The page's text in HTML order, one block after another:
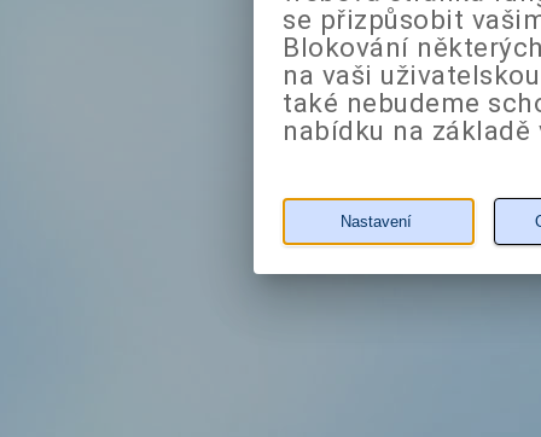
se přizpůsobit
Blokování
na vaši
také nebudeme
nabídku na
Nastavení